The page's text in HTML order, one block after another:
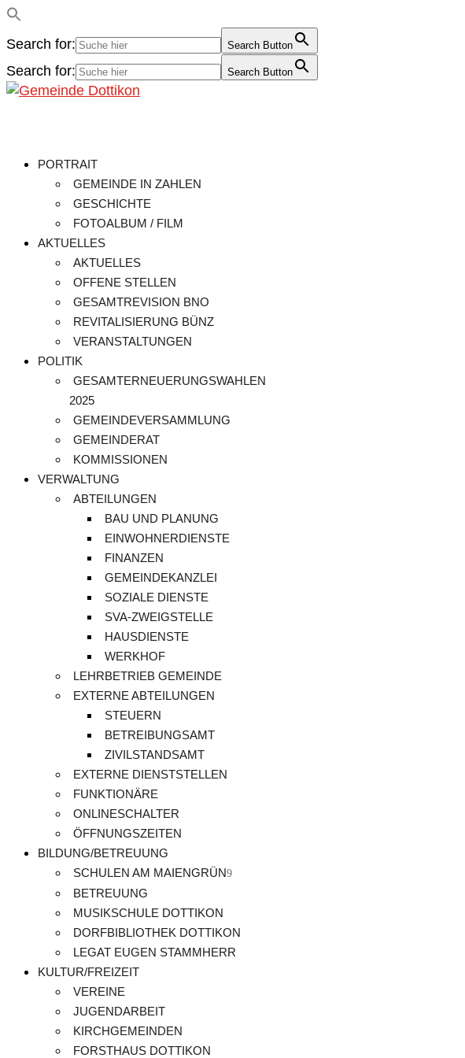
Search for: Search Button
Search for: Search Button
PORTRAIT
GEMEINDE IN ZAHLEN
GESCHICHTE
FOTOALBUM / FILM
AKTUELLES
AKTUELLES
OFFENE STELLEN
GESAMTREVISION BNO
REVITALISIERUNG BÜNZ
VERANSTALTUNGEN
POLITIK
GESAMTERNEUERUNGSWAHLEN
2025
GEMEINDEVERSAMMLUNG
GEMEINDERAT
KOMMISSIONEN
VERWALTUNG
ABTEILUNGEN
BAU UND PLANUNG
EINWOHNERDIENSTE
FINANZEN
GEMEINDEKANZLEI
SOZIALE DIENSTE
SVA-ZWEIGSTELLE
HAUSDIENSTE
WERKHOF
LEHRBETRIEB GEMEINDE
EXTERNE ABTEILUNGEN
STEUERN
BETREIBUNGSAMT
ZIVILSTANDSAMT
EXTERNE DIENSTSTELLEN
FUNKTIONÄRE
ONLINESCHALTER
ÖFFNUNGSZEITEN
BILDUNG/BETREUUNG
SCHULEN AM MAIENGRÜN
BETREUUNG
MUSIKSCHULE DOTTIKON
DORFBIBLIOTHEK DOTTIKON
LEGAT EUGEN STAMMHERR
KULTUR/FREIZEIT
VEREINE
JUGENDARBEIT
KIRCHGEMEINDEN
FORSTHAUS DOTTIKON